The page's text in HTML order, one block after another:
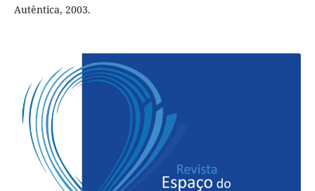
Autêntica, 2003.